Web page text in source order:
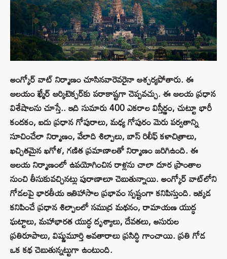
అంగ్కోర్ వాట్ నిర్మాణం చూసినవారెవరైనా ఆశ్చర్యపోతారు. ఈ
ఆలయం ఖ్మేర్ ఆర్కిటెక్చర్‌కు పరాకాష్టగా చెప్పవచ్చు. ఈ ఆలయ ప్రధాన
విశేషాలను చూస్తే.. ఇది సుమారు 400 ఎకరాల విస్తీర్ణం, చుట్టూ భారీ
కందకం, ఐదు ప్రధాన గోపురాలు, మధ్య గోపురం మెరు పర్వతాన్ని
సూచించేలా నిర్మాణం, వేలాది శిల్పాలు, బాస్ రిలీఫ్ కళాచిత్రాలు,
ఖచ్చితమైన ఖగోళ, గణిత ప్రమాణాలతో నిర్మాణం జరిగిఉంది. ఈ
ఆలయ నిర్మాణంలో ఉపయోగించిన రాళ్లను చాలా దూర ప్రాంతాల
నుంచి తీసుకువచ్చినట్లు పురాణాలూ చెబుతున్నాయి. అంగ్కోర్ వాట్‌లోని
గోడలపై భారతీయ ఇతిహాసాల ప్రభావం స్పష్టంగా కనిపిస్తుంది. ఇక్కడ
కనిపించే ప్రధాన శిల్పాలలో సముద్ర మథనం, రామాయణ యుద్ధ
ఘట్టాలు, మహాభారత యుద్ధ దృశ్యాలు, దేవతలు, అసురుల
ప్రతిరూపాలు, విష్ణుమూర్తి అవతారాలు ప్రసిద్ధి గాంచాయి. ప్రతి గోడ
ఒక కథ చెబుతున్నట్టుగా ఉంటుంది.